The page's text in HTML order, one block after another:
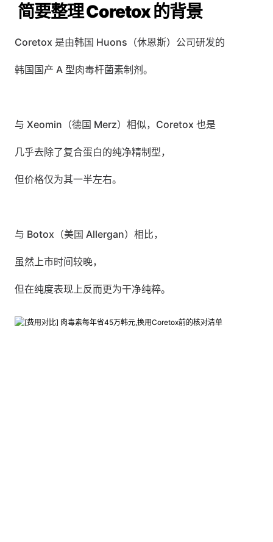
简要整理 Coretox 的背景
Coretox 是由韩国 Huons（休恩斯）公司研发的
韩国国产 A 型肉毒杆菌素制剂。
与 Xeomin（德国 Merz）相似，Coretox 也是
几乎去除了复合蛋白的纯净精制型，
但价格仅为其一半左右。
与 Botox（美国 Allergan）相比，
虽然上市时间较晚，
但在纯度表现上反而更为干净纯粹。